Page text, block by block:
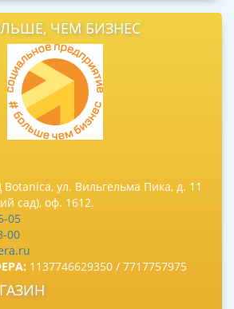
ЧЕМ БИЗНЕС
ул. Вильгельма Пика, д. 11
сад), оф. 1612.
05
00
1137746629350 / 7717757975